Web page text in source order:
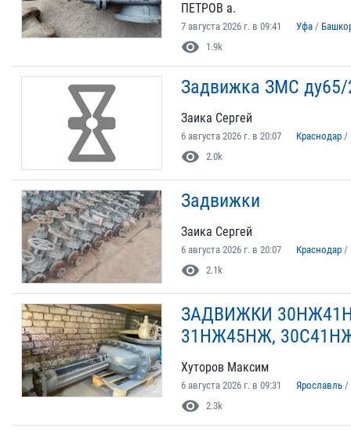
ПЕТРОВ а.
7 августа 2026 г. в 09:41 Уфа /
visibility 1.9k
Задвижка ЗМС ду65/
Заика Сергей
6 августа 2026 г. в 20:07 Краснодар /
visibility 2.0k
Задвижки
Заика Сергей
6 августа 2026 г. в 20:07 Краснодар /
visibility 2.1k
ЗАДВИЖКИ
31НЖ45НЖ,
Хуторов Максим
6 августа 2026 г. в 09:31 Ярославль /
visibility 2.3k